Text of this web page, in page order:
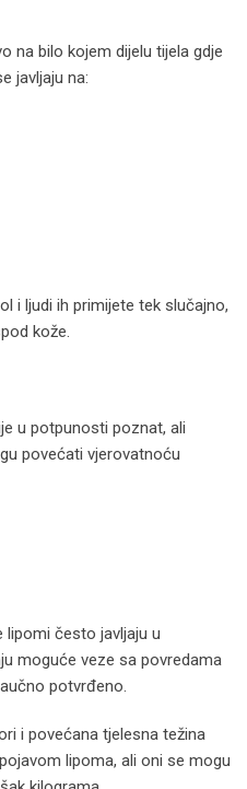
na bilo kojem dijelu tijela gdje
javljaju na:
i ljudi ih primijete tek slučajno,
kože.
u potpunosti poznat, ali
povećati vjerovatnoću
lipomi često javljaju u
moguće veze sa povredama
potvrđeno.
i povećana tjelesna težina
lipoma, ali oni se mogu